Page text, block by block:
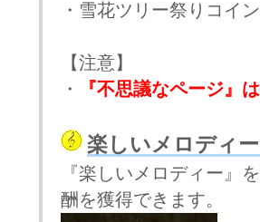
・雪花ツリー祭りコイ
【注意】
・
『不思議なページ』
楽しいメロディ
『楽しいメロディー』
酬を獲得できます。